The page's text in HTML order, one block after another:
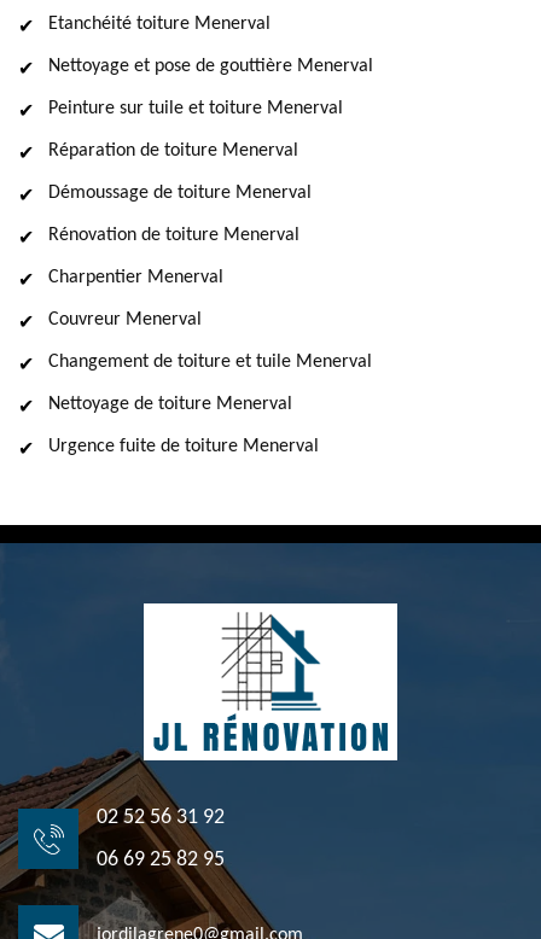
Etanchéité toiture Menerval
Nettoyage et pose de gouttière Menerval
Peinture sur tuile et toiture Menerval
Réparation de toiture Menerval
Démoussage de toiture Menerval
Rénovation de toiture Menerval
Charpentier Menerval
Couvreur Menerval
Changement de toiture et tuile Menerval
Nettoyage de toiture Menerval
Urgence fuite de toiture Menerval
02 52 56 31 92
06 69 25 82 95